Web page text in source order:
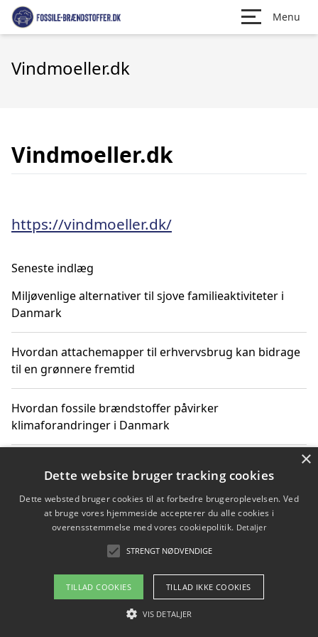
Menu
Vindmoeller.dk
Vindmoeller.dk
https://vindmoeller.dk/
Seneste indlæg
Miljøvenlige alternativer til sjove familieaktiviteter i
Danmark
Hvordan attachemapper til erhvervsbrug kan bidrage
til en grønnere fremtid
Hvordan fossile brændstoffer påvirker
klimaforandringer i Danmark
klimaændringer
Hvordan citater om fossile brændstoffer kan ændre
Copyright 2026 - Pilanto Aps
Om / kontakt
×
Dette website bruger tracking cookies
Dette websted bruger cookies til at forbedre brugeroplevelsen. Ved
at bruge vores hjemmeside accepterer du alle cookies i
overensstemmelse med vores cookiepolitik. Detaljer
STRENGT NØDVENDIGE
TILLAD COOKIES TILLAD IKKE COOKIES
VIS DETALJER